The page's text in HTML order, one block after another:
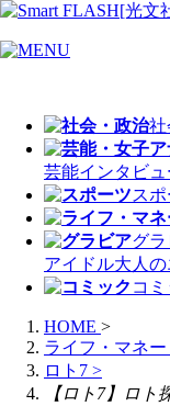
社
芸能インタビュ
ス
グ
アイドル大人の
コ
HOME >
ライフ・マネー
ロト7 >
【ロト7】ロト